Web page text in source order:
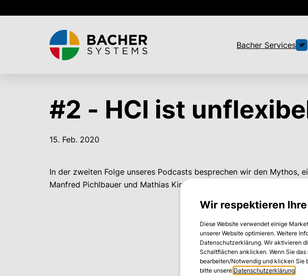
Bacher Services
#2 - HCI ist
15. Feb. 2020
In der zweiten Folge unseres Podcasts besprechen wir den
Manfred Pichlbauer und Mathias Kirschner ihre Erfahrungswerte
Wir respektieren
Diese Website verwendet einige
unserer Website optimieren. Weitere
Datenschutzerklärung. Wir aktivieren
Schaltflächen anklicken. Wenn Sie
bearbeiten/Notwendig und klicken Sie
bitte unsere Datenschutzerklärung